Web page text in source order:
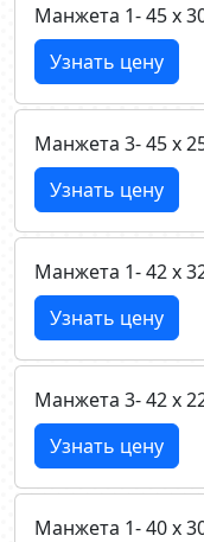
Манжета 1- 45 х
Узнать цену
Манжета 3- 45 х
Узнать цену
Манжета 1- 42 х
Узнать цену
Манжета 3- 42 х
Узнать цену
Манжета 1- 40 х